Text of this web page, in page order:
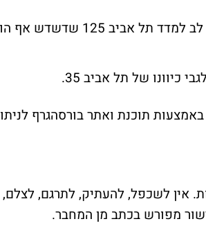
2. במקרה הנוכחי יש לשים
אין לשכפל, להעתיק, לתרגם,
מפורש בכתב מן המחבר.